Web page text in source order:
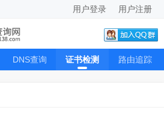
用户登录 用户注册
DNS查询 证书检测 路由追踪